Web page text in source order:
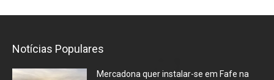
Notícias Populares
Mercadona quer instalar-se em Fafe na